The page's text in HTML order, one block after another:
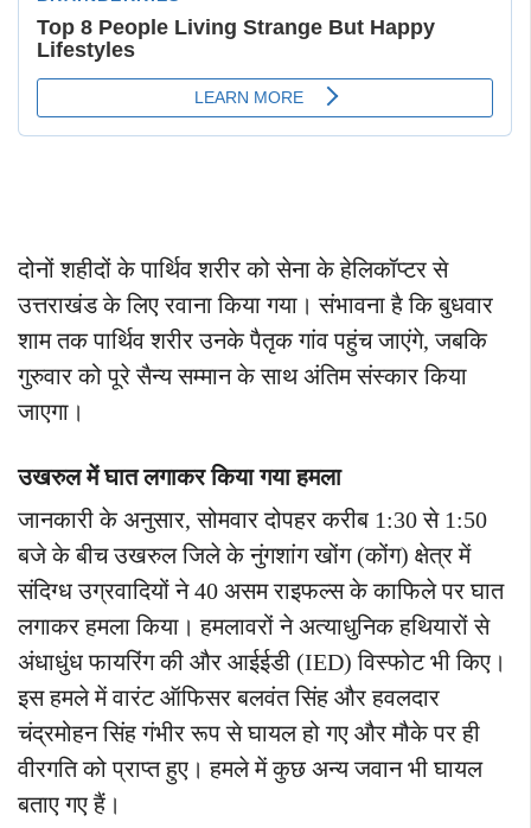
दोनों शहीदों के पार्थिव शरीर को सेना के हेलिकॉप्टर से
उत्तराखंड के लिए रवाना किया गया। संभावना है कि बुधवार
शाम तक पार्थिव शरीर उनके पैतृक गांव पहुंच जाएंगे, जबकि
गुरुवार को पूरे सैन्य सम्मान के साथ अंतिम संस्कार किया
जाएगा।
उखरुल में घात लगाकर किया गया हमला
जानकारी के अनुसार, सोमवार दोपहर करीब 1:30 से 1:50
बजे के बीच उखरुल जिले के नुंगशांग खोंग (कोंग) क्षेत्र में
संदिग्ध उग्रवादियों ने 40 असम राइफल्स के काफिले पर घात
लगाकर हमला किया। हमलावरों ने अत्याधुनिक हथियारों से
अंधाधुंध फायरिंग की और आईईडी (IED) विस्फोट भी किए।
इस हमले में वारंट ऑफिसर बलवंत सिंह और हवलदार
चंद्रमोहन सिंह गंभीर रूप से घायल हो गए और मौके पर ही
वीरगति को प्राप्त हुए। हमले में कुछ अन्य जवान भी घायल
बताए गए हैं।